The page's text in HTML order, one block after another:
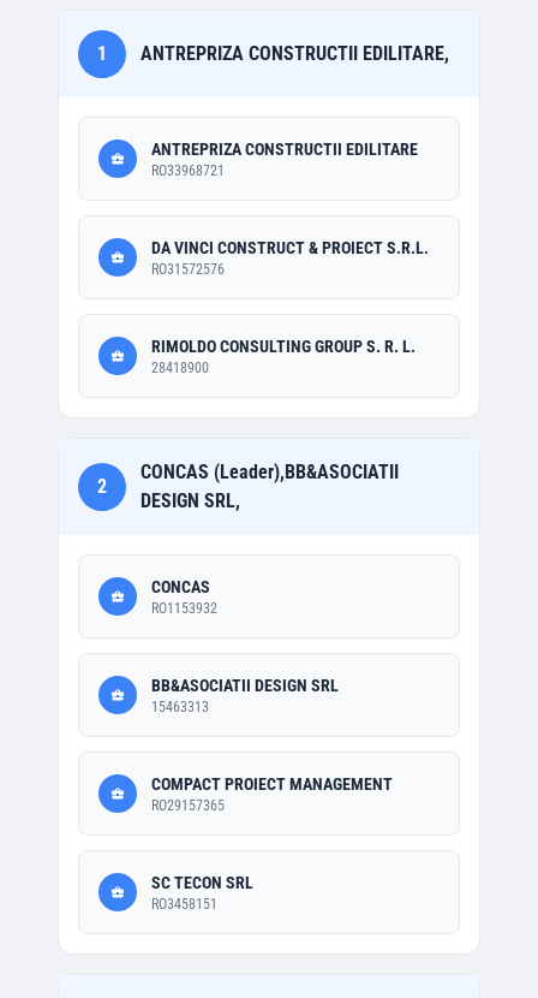
1 ANTREPRIZA CONSTRUCTII EDILITARE,
ANTREPRIZA CONSTRUCTII EDILITARE
RO33968721
DA VINCI CONSTRUCT & PROIECT S.R.L.
RO31572576
RIMOLDO CONSULTING GROUP S. R. L.
28418900
2
CONCAS (Leader),BB&ASOCIATII
DESIGN SRL,
CONCAS
RO1153932
BB&ASOCIATII DESIGN SRL
15463313
COMPACT PROIECT MANAGEMENT
RO29157365
SC TECON SRL
RO3458151